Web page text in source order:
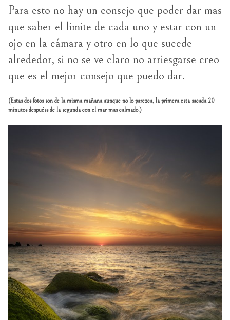
Para esto no hay un consejo que poder dar mas
que saber el limite de cada uno y estar con un
ojo en la cámara y otro en lo que sucede
alrededor, si no se ve claro no arriesgarse creo
que es el mejor consejo que puedo dar.
(Estas dos fotos son de la misma mañana aunque no lo parezca, la primera esta sacada 20
minutos despuéss de la segunda con el mar mas calmado.)